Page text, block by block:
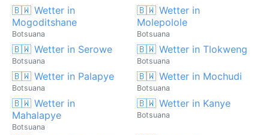
🇧🇼 Wetter in
Mogoditshane
Botsuana
🇧🇼 Wetter in
Molepolole
Botsuana
🇧🇼 Wetter in Serowe
Botsuana
🇧🇼 Wetter in Tlokweng
Botsuana
🇧🇼 Wetter in Palapye
Botsuana
🇧🇼 Wetter in Mochudi
Botsuana
🇧🇼 Wetter in
Mahalapye
Botsuana
🇧🇼 Wetter in Kanye
Botsuana